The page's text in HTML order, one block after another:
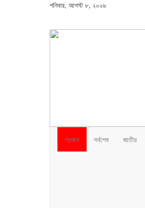
শনিবার, আগস্ট ৮, ২০২৬
প্রচ্ছদ সর্বশেষ জাতীয়